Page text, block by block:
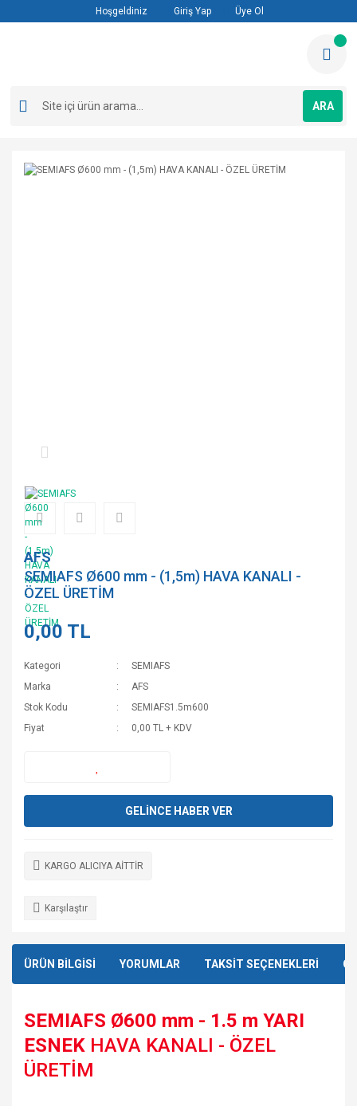
Hoşgeldiniz Giriş Yap Üye Ol
ARA
AFS
SEMIAFS Ø600 mm - (1,5m) HAVA KANALI -
ÖZEL ÜRETİM
0,00 TL
Kategori
SEMIAFS
Marka
AFS
Stok Kodu
SEMIAFS1.5m600
Fiyat
0,00 TL + KDV
GELİNCE HABER VER
KARGO ALICIYA AİTTİR
Karşılaştır
ÜRÜN BİLGİSİ YORUMLAR TAKSİT SEÇENEKLERİ
SEMIAFS Ø600 mm - 1.5 m YARI
ESNEK HAVA KANALI - ÖZEL
ÜRETİM